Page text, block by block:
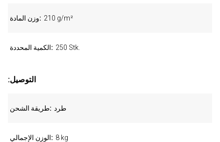
وزن المادة 210 g/m²
الكمية المحددة 250 Stk.
:التوصيل
طريقة الشحن طرد
الوزن الإجمالي 8 kg